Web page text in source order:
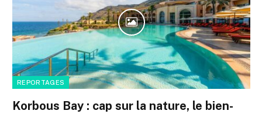
REPORTAGES
Korbous Bay : cap sur la nature, le bien-